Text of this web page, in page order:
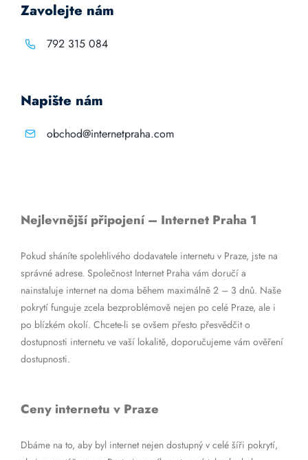
Zavolejte nám
792 315 084
Napište nám
obchod@internetpraha.com
Nejlevnější připojení – Internet Praha 1
Pokud sháníte spolehlivého dodavatele internetu v Praze, jste na
správné adrese. Společnost Internet Praha vám doručí a
nainstaluje internet na doma během maximálně 2 – 3 dnů. Naše
pokrytí funguje zcela bezproblémově nejen po celé Praze, ale i
po blízkém okolí. Chcete-li se ovšem přesto přesvědčit o
dostupnosti internetu ve vaší lokalitě, doporučujeme vám ověření
dostupnosti.
Ceny internetu v Praze
Dbáme na to, aby byl internet nejen dostupný v celé šíři pokrytí,